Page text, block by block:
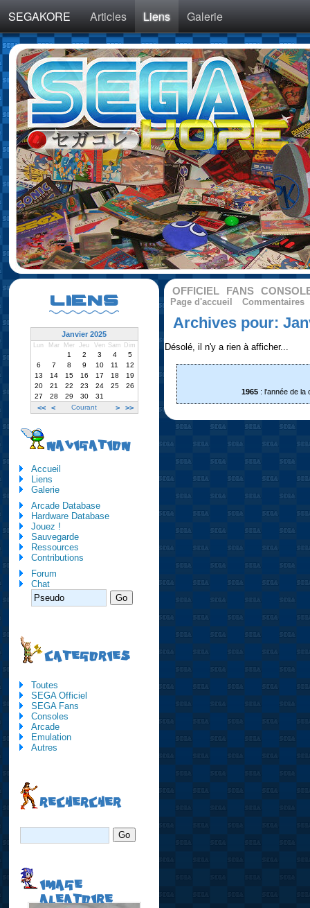
SEGAKORE Articles Liens Galerie
OFFICIEL FANS
Page d'accueil Commentaires
Archives pour:
Désolé, il n'y a rien à afficher...
1965: l'année de la
LIENS
Janvier 2025
Lun Mar Mer Jeu Ven Sam Dim
<< < Courant > >>
1 2 3 4
5
6
7 8 9 10 11
12
13
14 15 16 17 18
19
20
21 22 23 24 25
26
27
28 29 30 31
NAVIGATION
Accueil
Liens
Galerie
Arcade Database
Hardware Database
Jouez !
Sauvegarde
Ressources
Contributions
Forum
Chat
CATEGORIES
Toutes
SEGA Officiel
SEGA Fans
Consoles
Arcade
Emulation
Autres
RECHERCHER
IMAGE
ALEATOIRE